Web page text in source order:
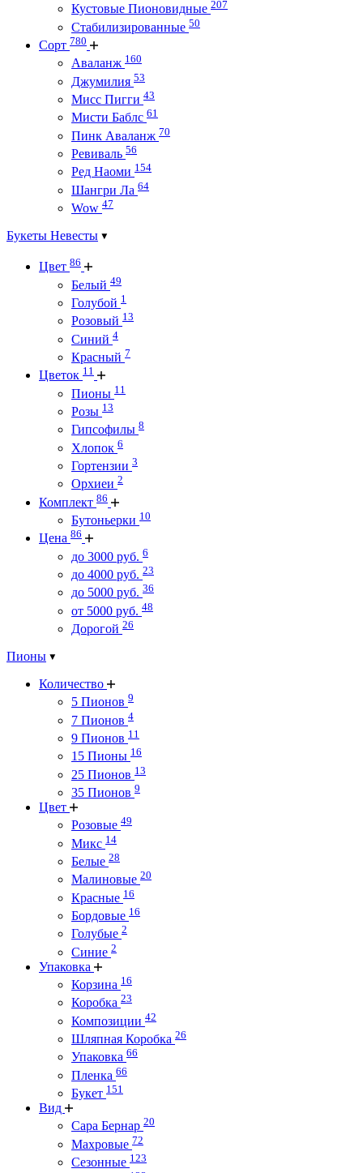
Кустовые Пионовидные 207
Стабилизированные 50
Сорт 780
Аваланж 160
Джумилия 53
Мисс Пигги 43
Мисти Баблс 61
Пинк Аваланж 70
Ревиваль 56
Ред Наоми 154
Шангри Ла 64
Wow 47
Букеты Невесты
Цвет 86
Белый 49
Голубой 1
Розовый 13
Синий 4
Красный 7
Цветок 11
Пионы 11
Розы 13
Гипсофилы 8
Хлопок 6
Гортензии 3
Орхиеи 2
Комплект 86
Бутоньерки 10
Цена 86
до 3000 руб. 6
до 4000 руб. 23
до 5000 руб. 36
от 5000 руб. 48
Дорогой 26
Пионы
Количество
5 Пионов 9
7 Пионов 4
9 Пионов 11
15 Пионы 16
25 Пионов 13
35 Пионов 9
Цвет
Розовые 49
Микс 14
Белые 28
Малиновые 20
Красные 16
Бордовые 16
Голубые 2
Синие 2
Упаковка
Корзина 16
Коробка 23
Композиции 42
Шляпная Коробка 26
Упаковка 66
Пленка 66
Букет 151
Вид
Сара Бернар 20
Махровые 72
Сезонные 123